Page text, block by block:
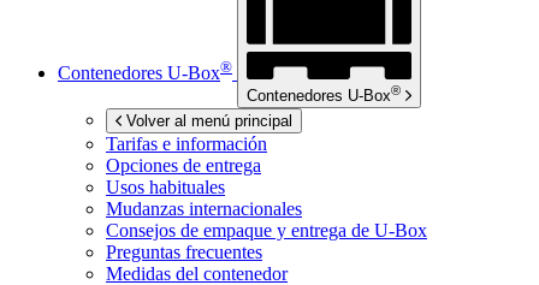
Contenedores U-Box®
Contenedores U-Box®
Volver al menú principal
Tarifas e información
Opciones de entrega
Usos habituales
Mudanzas internacionales
Consejos de empaque y entrega de U-Box
Preguntas frecuentes
Medidas del contenedor